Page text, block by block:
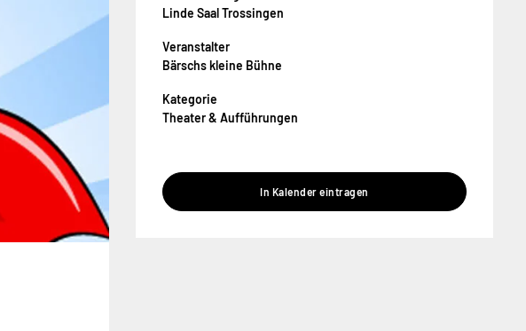
Linde Saal Trossingen
Veranstalter
Bärschs kleine Bühne
Kategorie
Theater & Aufführungen
In Kalender eintragen